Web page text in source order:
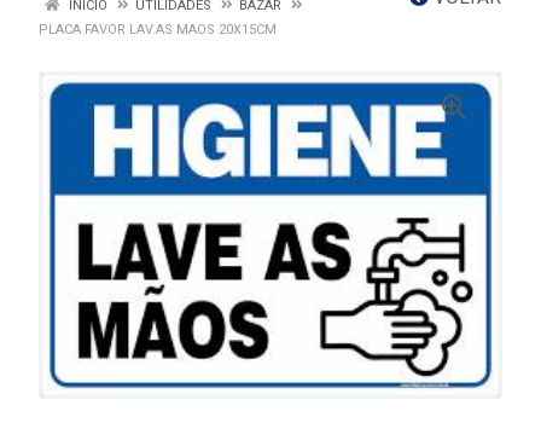
INÍCIO UTILIDADES
BAZAR
PLACA FAVOR LAV.AS MAOS 20X15CM